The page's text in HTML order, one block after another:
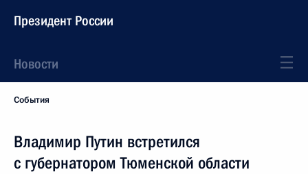
Президент России
Новости
События
Владимир Путин встретился
с губернатором Тюменской области